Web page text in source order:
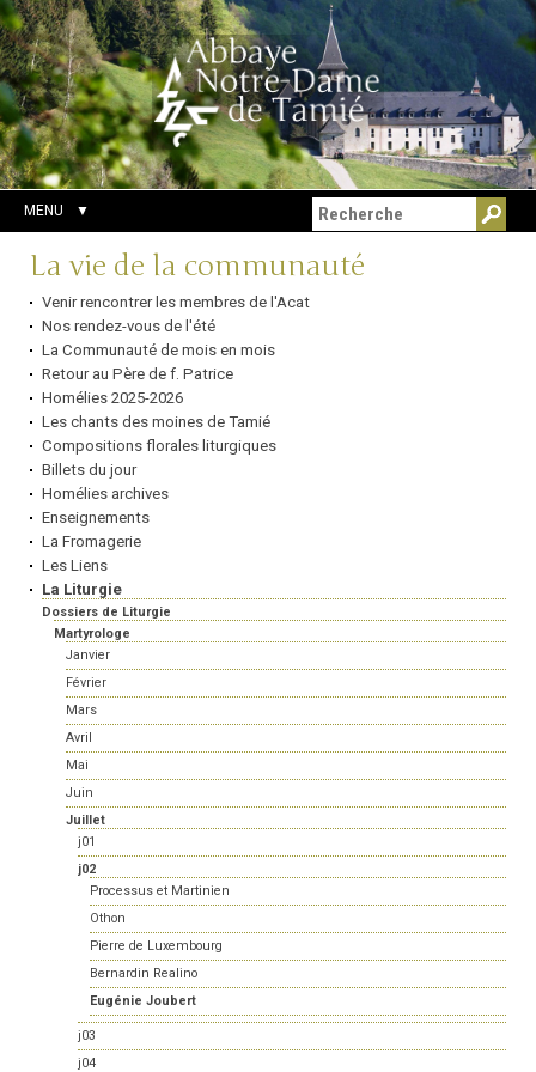
Aller
au
contenu.
|
Aller
à
la
navigation
Outils
personnels
Chercher par
Recherche
avancée…
MENU
Navigation
La vie de la communauté
Venir rencontrer les membres de l'Acat
Nos rendez-vous de l'été
La Communauté de mois en mois
Retour au Père de f. Patrice
Homélies 2025-2026
Les chants des moines de Tamié
Compositions florales liturgiques
Billets du jour
Homélies archives
Enseignements
La Fromagerie
Les Liens
La Liturgie
Dossiers de Liturgie
Martyrologe
Janvier
Février
Mars
Avril
Mai
Juin
Juillet
j01
j02
Processus et Martinien
Othon
Pierre de Luxembourg
Bernardin Realino
Eugénie Joubert
j03
j04